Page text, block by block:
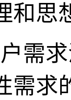
和思
需
需求